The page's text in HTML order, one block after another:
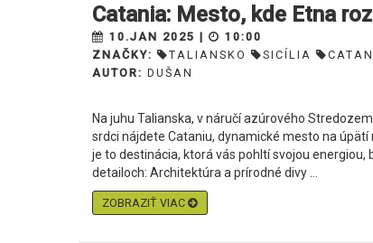
Catania: Mesto, kde Etna
10.JAN 2025 |
10:00
ZNAČKY:
TALIANSKO SICÍLIA
AUTOR: DUŠAN
Na juhu Talianska, v náručí azúrového
srdci nájdete Cataniu, dynamické mesto na
je to destinácia, ktorá vás pohltí svojou
detailoch: Architektúra a prírodné divy ...
ZOBRAZIŤ VIAC